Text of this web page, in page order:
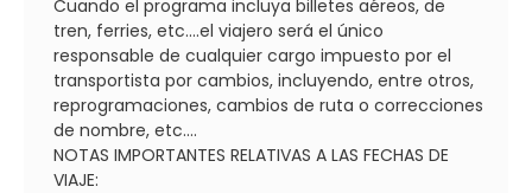
Cuando el programa incluya billetes aéreos, de
tren, ferries, etc....el viajero será el único
responsable de cualquier cargo impuesto por el
transportista por cambios, incluyendo, entre otros,
reprogramaciones, cambios de ruta o correcciones
de nombre, etc....
NOTAS IMPORTANTES RELATIVAS A LAS FECHAS DE
VIAJE: